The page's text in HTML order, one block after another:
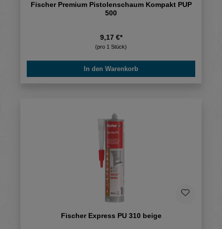
Fischer Premium Pistolenschaum Kompakt PUP
500
9,17 €*
(pro 1 Stück)
In den Warenkorb
Fischer Express PU 310 beige